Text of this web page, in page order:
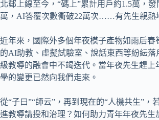
北郵上線至今，“碼上”累計用戶約1.5萬，發
萬，AI答覆次數衝破22萬次……有先生親熱
近年來，國際外多個年夜模子產物如雨后春
的AI助教、虛擬試驗室、說話東西等紛紜落
級教導的融會中不竭迭代。當年夜先生趕上
學的變更已然向我們走來。
從“子曰”“師云”，再到現在的“人機共生”，
進教導講授和治理？如何助力青年年夜先生